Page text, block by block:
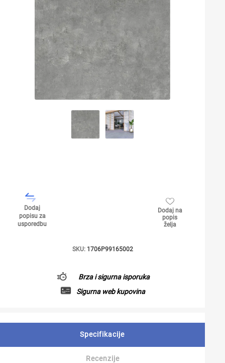
Dodaj
popisu za
usporedbu
Dodaj na
popis
želja
SKU: 1706P99165002
Brza i sigurna isporuka
Sigurna web kupovina
Specifikacije
Recenzije